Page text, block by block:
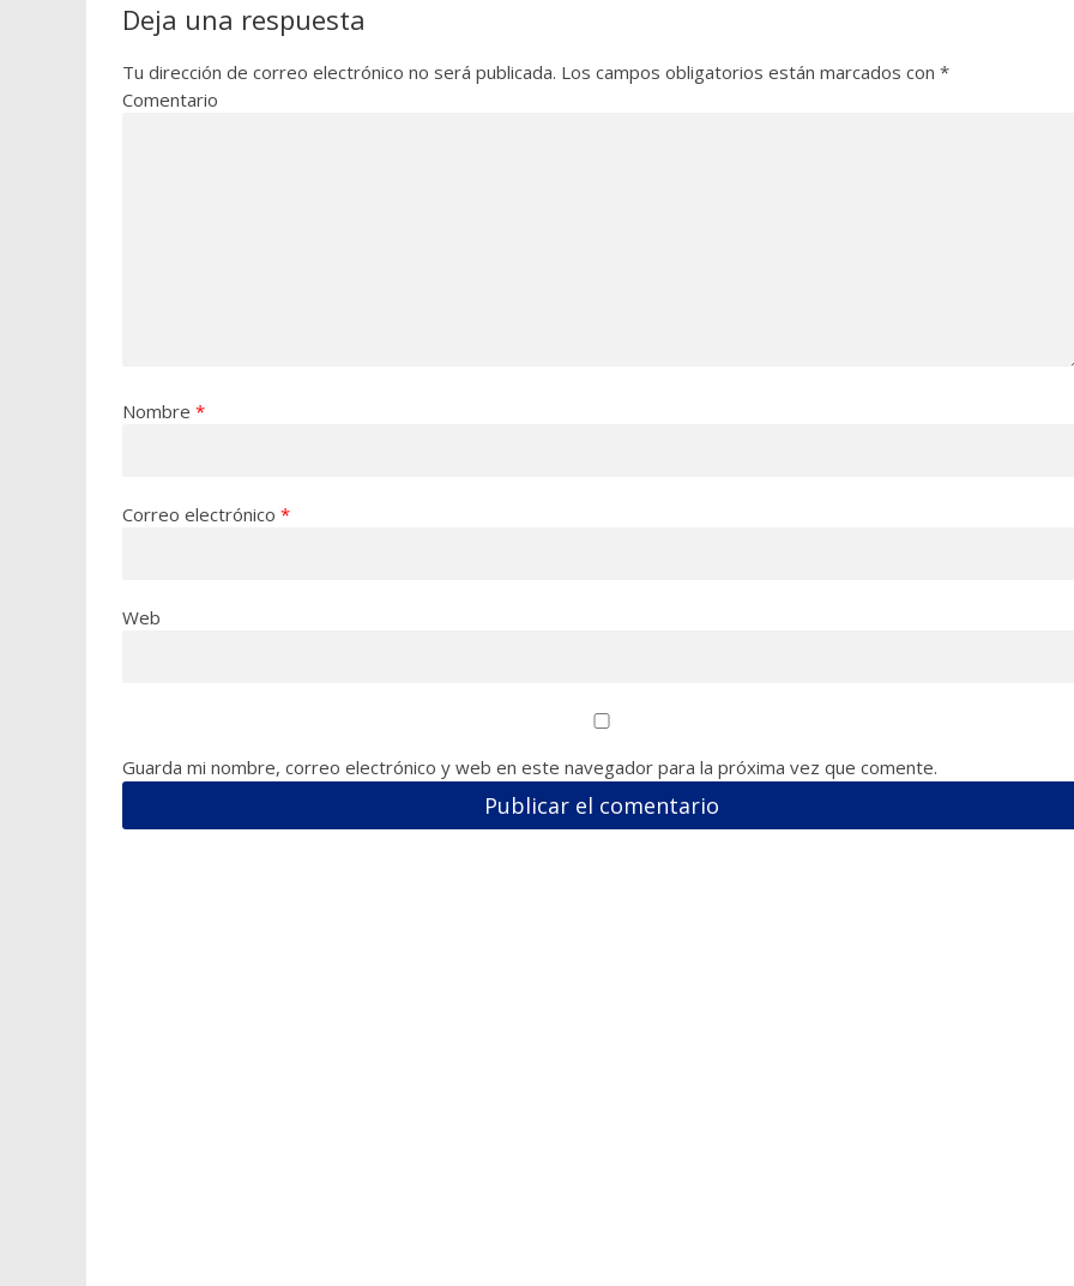
Deja una respuesta
Tu dirección de correo electrónico no será publicada. Los campos obligatorios están marcados con *
Comentario
Nombre *
Correo electrónico *
Web
Guarda mi nombre, correo electrónico y web en este navegador para la próxima vez que comente.